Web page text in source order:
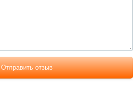
Отправить отзыв